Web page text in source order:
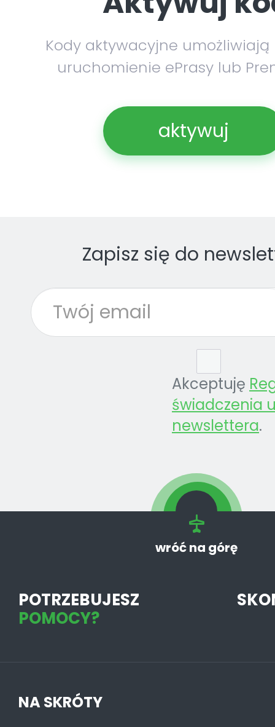
Kody aktywacyjne umożliwiają
uruchomienie ePrasy lub
aktywuj
Zapisz się do
Akceptuję
świadczenia
newslettera.
wróć na górę
POTRZEBUJESZ
POMOCY?
NA SKRÓTY